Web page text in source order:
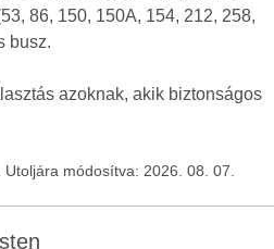
86, 150, 150A, 154, 212, 258,
busz.
azoknak, akik biztonságos
módosítva: 2026. 08. 07.